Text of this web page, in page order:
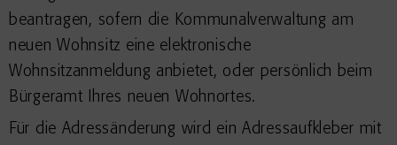
beantragen, sofern die Kommunalverwaltung am
neuen Wohnsitz eine elektronische
Wohnsitzanmeldung anbietet, oder persönlich beim
Bürgeramt Ihres neuen Wohnortes.
Für die Adressänderung wird ein Adressaufkleber mit